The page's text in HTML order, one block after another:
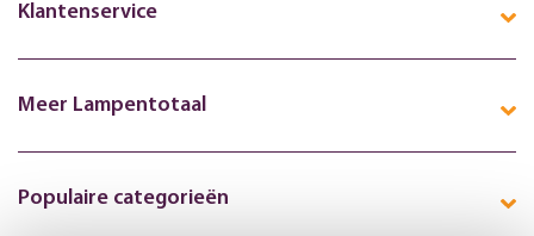
Klantenservice
Meer Lampentotaal
Populaire categorieën